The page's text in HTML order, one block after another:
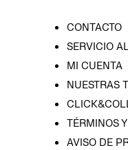
CONTACTO
SERVICIO
MI CUENTA
NUESTRAS
TÉRMINOS
AVISO DE